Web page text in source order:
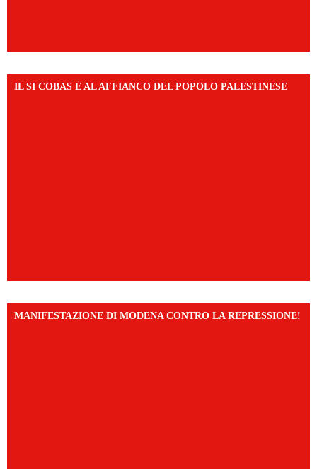
IL SI COBAS È AL AFFIANCO DEL POPOLO PALESTINESE
MANIFESTAZIONE DI MODENA CONTRO LA REPRESSIONE!